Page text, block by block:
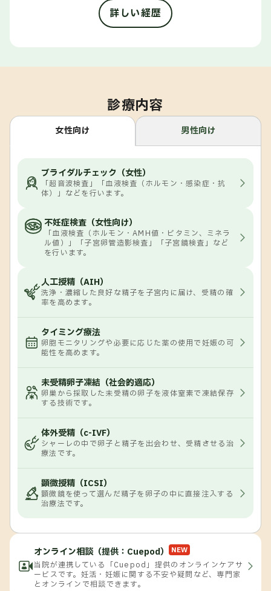
詳しい経歴
診療内容
女性向け 男性向け
ブライダルチェック（女性）
「超音波検査」「血液検査（ホルモン・感染症・抗
体）」などを行います。
不妊症検査（女性向け）
「血液検査（ホルモン・AMH値・ビタミン、ミネラ
ル値）」「子宮卵管造影検査」「子宮鏡検査」など
を行います。
人工授精（AIH）
洗浄・濃縮した良好な精子を子宮内に届け、受精の確
率を高めます。
タイミング療法
卵胞モニタリングや必要に応じた薬の使用で妊娠の可
能性を高めます。
未受精卵子凍結（社会的適応）
卵巣から採取した未受精の卵子を液体窒素で凍結保存
する技術です。
体外受精（c-IVF）
シャーレの中で卵子と精子を出会わせ、受精させる治
療法です。
顕微授精（ICSI）
顕微鏡を使って選んだ精子を卵子の中に直接注入する
治療法です。
オンライン相談（提供：Cuepod） NEW
当院が連携している「Cuepod」提供のオンラインケアサ
ービスです。妊活・妊娠に関する不安や疑問など、専門家
とオンラインで相談できます。